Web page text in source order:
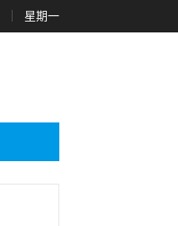
星期一